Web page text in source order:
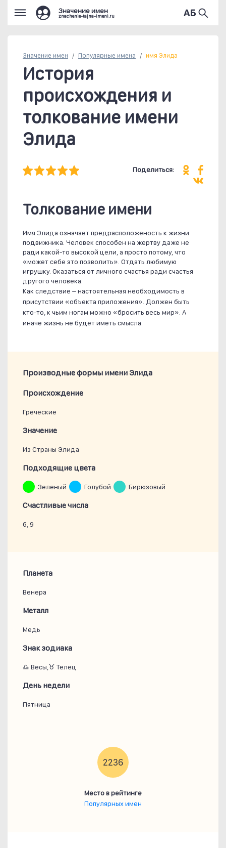
Значение имен
znachenie-tajna-imeni.ru
Значение имен Популярные имена имя Элида
История
происхождения и
толкование имени
Элида
Поделиться:
Толкование имени
Имя Элида означает предрасположеность к жизни
подвижника. Человек способен на жертву даже не
ради какой-то высокой цели, а просто потому, что
«может себе это позволить». Отдать любимую
игрушку. Оказаться от личного счастья ради счастья
другого человека.
Как следствие – настоятельная необходимость в
присутствии «объекта приложения». Должен быть
кто-то, к чьим ногам можно «бросить весь мир». А
иначе жизнь не будет иметь смысла.
Производные формы имени Элида
Проиcхождение
Греческие
Значение
Из Страны Элида
Подходящие цвета
Зеленый Голубой Бирюзовый
Счастливые числа
6, 9
Планета
Венера
Металл
Медь
Знак зодиака
♎ Весы,♉ Телец
День недели
Пятница
2236
Место в рейтинге
Популярных имен